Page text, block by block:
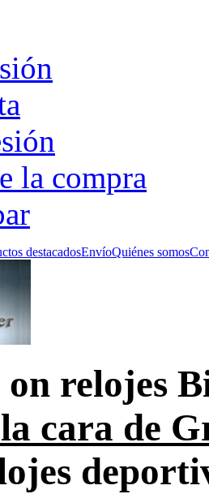
la compra
destacadosEnvíoQuiénes somos
on relojes
cara de